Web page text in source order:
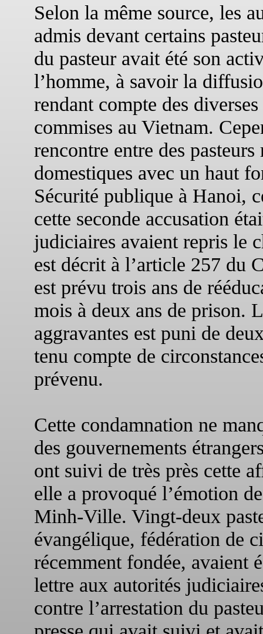
Selon la même source, les
admis devant certains
du pasteur avait été son
l’homme, à savoir la
rendant compte des
commises au Vietnam.
rencontre entre des pasteurs
domestiques avec un haut
Sécurité publique à Hanoi,
cette seconde accusation
judiciaires avaient repris le
est décrit à l’article 257 du
est prévu trois ans de
mois à deux ans de prison.
aggravantes est puni de
tenu compte de
prévenu.
Cette condamnation ne
des gouvernements
ont suivi de très près cette
elle a provoqué l’émotion
Minh-Ville. Vingt-deux
évangélique, fédération de
récemment fondée, avaient
lettre aux autorités
contre l’arrestation du